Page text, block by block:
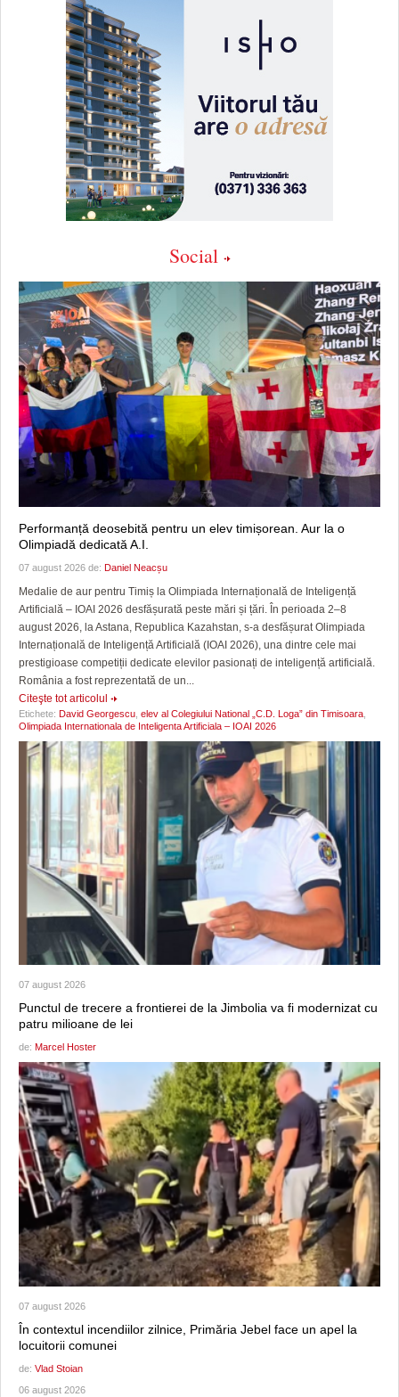
Social
Performanță deosebită pentru un elev timișorean. Aur la o
Olimpiadă dedicată A.I.
07 august 2026 de: Daniel Neacșu
Medalie de aur pentru Timiș la Olimpiada Internațională de Inteligență
Artificială – IOAI 2026 desfășurată peste mări și țări. În perioada 2–8
august 2026, la Astana, Republica Kazahstan, s-a desfășurat Olimpiada
Internațională de Inteligență Artificială (IOAI 2026), una dintre cele mai
prestigioase competiții dedicate elevilor pasionați de inteligență artificială.
România a fost reprezentată de un...
Citeşte tot articolul
Etichete: David Georgescu elev al Colegiului National „C.D. Loga” din Timisoara
Olimpiada Internationala de Inteligenta Artificiala – IOAI 2026
07 august 2026
Punctul de trecere a frontierei de la Jimbolia va fi modernizat cu
patru milioane de lei
de: Marcel Hoster
07 august 2026
În contextul incendiilor zilnice, Primăria Jebel face un apel la
locuitorii comunei
de: Vlad Stoian
06 august 2026